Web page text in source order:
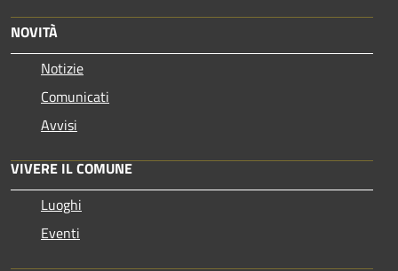
NOVITÀ
Notizie
Comunicati
Avvisi
VIVERE IL COMUNE
Luoghi
Eventi